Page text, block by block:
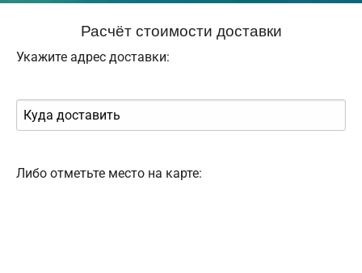
Расчёт стоимости доставки
Укажите адрес доставки:
Либо отметьте место на карте: